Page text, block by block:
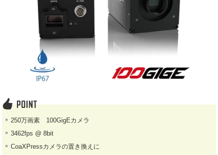
250万画素 100GigEカメラ
3462fps @ 8bit
CoaXPressカメラの置き換えに